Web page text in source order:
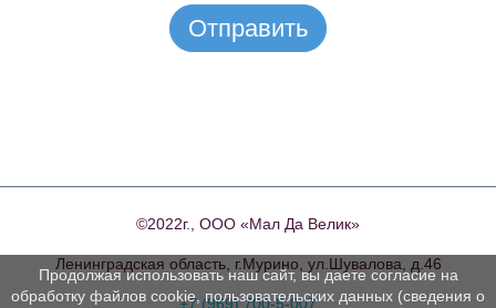
Отправить
©2022г., ООО «Мал Да Велик»
Ленинградская область, г.Мурино, ул.Шувалова, д.46
+7 (969) 700-5-007
Продолжая использовать наш сайт, вы даете согласие на
обработку файлов cookie, пользовательских данных (сведения о